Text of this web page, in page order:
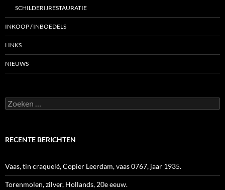
SCHILDERIJRESTAURATIE
INKOOP / INBOEDELS
LINKS
NIEUWS
Zoeken
naar:
RECENTE BERICHTEN
Vaas, tin craquelé, Copier Leerdam, vaas 0767, jaar 1935.
Torenmolen, zilver, Hollands, 20e eeuw.